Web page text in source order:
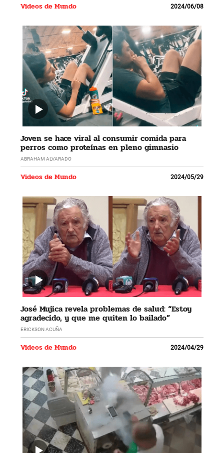
Videos de Mundo 2024/06/08
Joven se hace viral al consumir comida para
perros como proteínas en pleno gimnasio
ABRAHAM ALVARADO
Videos de Mundo 2024/05/29
José Mujica revela problemas de salud: “Estoy
agradecido, y que me quiten lo bailado”
ERICKSON ACUÑA
Videos de Mundo 2024/04/29